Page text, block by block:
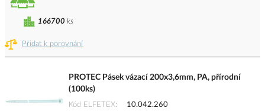
Přidat k porovnání
166700 ks
PROTEC Pásek vázací 200x3,6mm, PA, přírodní
(100ks)
Kód ELFETEX
10.042.260